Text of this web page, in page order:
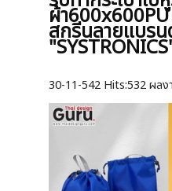
ผ้า600x600PU
สกรีนลายแบร
30-11-542 Hits:532 ผลง